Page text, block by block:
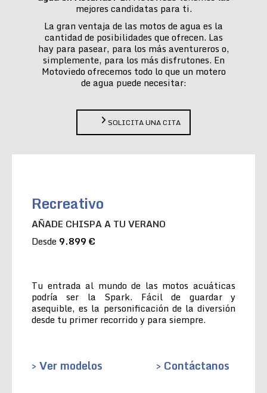
mejores candidatas para ti.
La gran ventaja de las motos de agua es la
cantidad de posibilidades que ofrecen. Las
hay para pasear, para los más aventureros o,
simplemente, para los más disfrutones. En
Motoviedo ofrecemos todo lo que un motero
de agua puede necesitar:
SOLICITA UNA CITA
Recreativo
AÑADE CHISPA A TU VERANO
Desde 9.899 €
Tu entrada al mundo de las motos acuáticas
podría ser la Spark. Fácil de guardar y
asequible, es la personificación de la diversión
desde tu primer recorrido y para siempre.
> Ver modelos > Contáctanos